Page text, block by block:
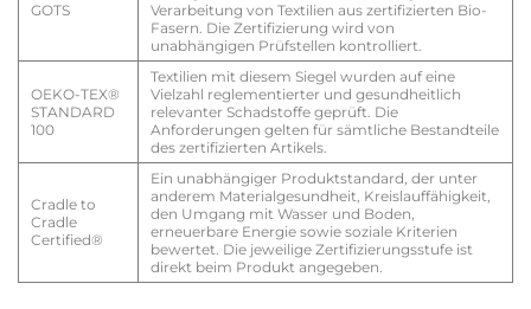
GOTS
Verarbeitung von Textilien aus zertifizierten Bio-
Fasern. Die Zertifizierung wird von
unabhängigen Prüfstellen kontrolliert.
OEKO-TEX®
STANDARD
100
Textilien mit diesem Siegel wurden auf eine
Vielzahl reglementierter und gesundheitlich
relevanter Schadstoffe geprüft. Die
Anforderungen gelten für sämtliche Bestandteile
des zertifizierten Artikels.
Cradle to
Cradle
Certified®
Ein unabhängiger Produktstandard, der unter
anderem Materialgesundheit, Kreislauffähigkeit,
den Umgang mit Wasser und Boden,
erneuerbare Energie sowie soziale Kriterien
bewertet. Die jeweilige Zertifizierungsstufe ist
direkt beim Produkt angegeben.